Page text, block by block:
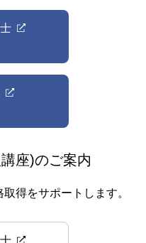
座)のご案内
得をサポートします。